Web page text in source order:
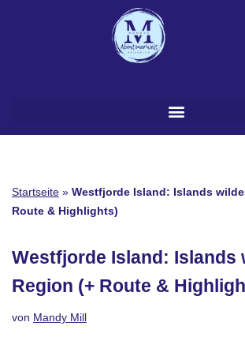
Startseite » Westfjorde Island: Islands
Route & Highlights)
Westfjorde Island: Islands
Region (+ Route &
von Mandy Mill